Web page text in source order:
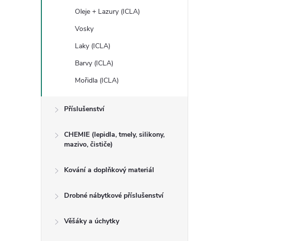
Oleje + Lazury (ICLA)
Vosky
Laky (ICLA)
Barvy (ICLA)
Mořidla (ICLA)
Příslušenství
CHEMIE (lepidla, tmely, silikony,
mazivo, čističe)
Kování a doplňkový materiál
Drobné nábytkové příslušenství
Věšáky a úchytky